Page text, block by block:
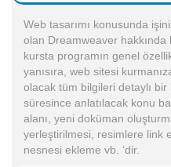
Web tasarımı konusunda
olan Dreamweaver
kursta programın genel
yanısıra, web sitesi
olacak tüm bilgileri detaylı
süresince anlatılacak konu
alanı, yeni doküman
yerleştirilmesi, resimlere link
nesnesi ekleme vb. ‘dir.